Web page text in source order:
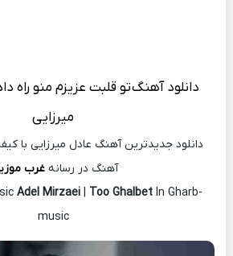
دانلود آهنگتو قلبت عزیزم منو راه
میرزایی
دانلود جدیدترین آهنگ عادل میرزایی با
آهنگ در رسانهغرب
Adel Mirzaei | Too Ghalbet In Gharb-
music